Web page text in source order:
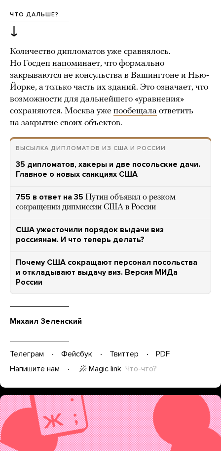
ЧТО ДАЛЬШЕ?
↓
Количество дипломатов уже сравнялось.
Но Госдеп напоминает, что формально
закрываются не консульства в Вашингтоне и Нью-
Йорке, а только часть их зданий. Это означает, что
возможности для дальнейшего «уравнения»
сохраняются. Москва уже пообещала ответить
на закрытие своих объектов.
ВЫСЫЛКА ДИПЛОМАТОВ ИЗ США И РОССИИ
35 дипломатов, хакеры и две посольские дачи.
Главное о новых санкциях США
755 в ответ на 35 Путин объявил о резком
сокращении дипмиссии США в России
США ужесточили порядок выдачи виз
россиянам. И что теперь делать?
Почему США сокращают персонал посольства
и откладывают выдачу виз. Версия МИДа
России
Михаил Зеленский
Телеграм Фейсбук Твиттер
PDF
Напишите нам
Magic link Что-что?